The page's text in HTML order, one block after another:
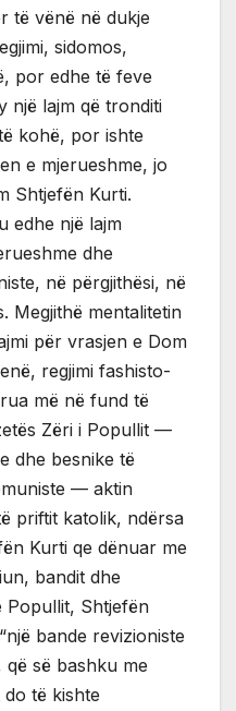
të vënë në dukje
sidomos,
por edhe të feve
një lajm që tronditi
kohë, por ishte
e mjerueshme, jo
Shtjefën Kurti.
edhe një lajm
dhe
në përgjithësi, në
Megjithë mentalitetin
për vrasjen e Dom
regjimi fashisto-
më në fund të
Zëri i Popullit —
dhe besnike të
— aktin
priftit katolik, ndërsa
Kurti qe dënuar me
bandit dhe
Popullit, Shtjefën
bande revizioniste
së bashku me
të kishte